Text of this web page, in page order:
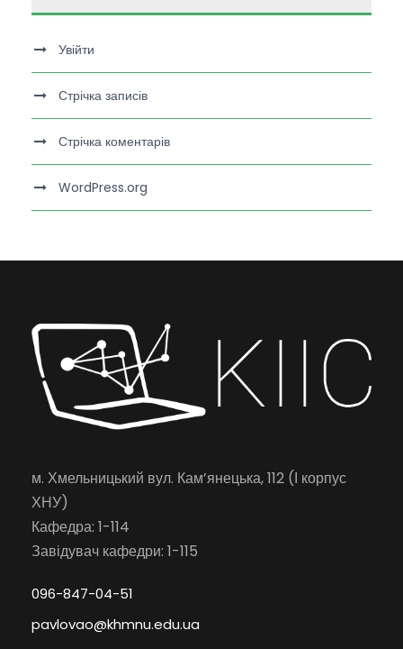
Увійти
Стрічка записів
Стрічка коментарів
WordPress.org
м. Хмельницький вул. Кам’янецька, 112 (І корпус
ХНУ)
Кафедра: 1-114
Завідувач кафедри: 1-115
096-847-04-51
pavlovao@khmnu.edu.ua